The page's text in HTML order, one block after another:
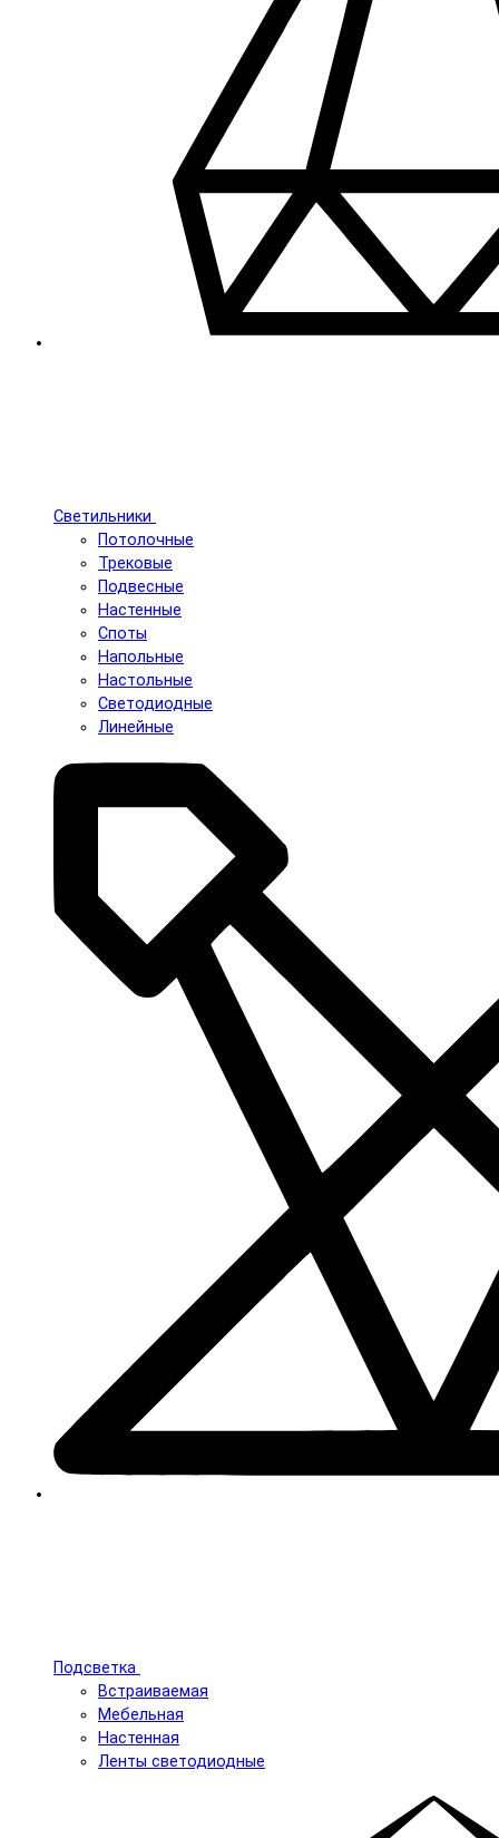
Светильники
Потолочные
Трековые
Подвесные
Настенные
Споты
Напольные
Настольные
Светодиодные
Линейные
Подсветка
Встраиваемая
Мебельная
Настенная
Ленты светодиодные